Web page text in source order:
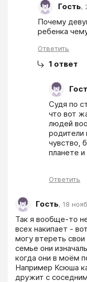
Гость,
Почему
ребенка
Ответить
1 ответ
Судя по
что вот
людей
родители
чувство,
планете
Ответить
Гость, 18
Так я вообще-то
всех накипает -
могу втереть
семье они
когда они в моём
Например Ксюша
дружит с